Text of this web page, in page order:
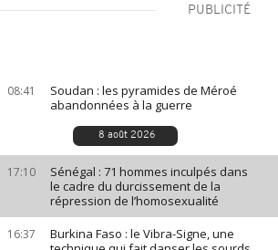
PUBLICITÉ
08:41
Soudan : les pyramides de Méroé
abandonnées à la guerre
8 août 2026
17:10
Sénégal : 71 hommes inculpés dans
le cadre du durcissement de la
répression de l’homosexualité
16:37
Burkina Faso : le Vibra-Signe, une